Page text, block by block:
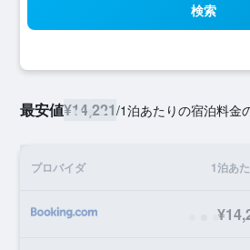
検索
最安値¥14,221/1泊あたりの宿泊料金
プロバイダ 1泊あ